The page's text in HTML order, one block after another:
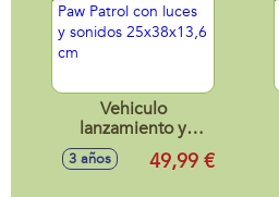
Vehiculo
lanzamiento y
rescate Paw Patrol
con luces y sonidos
3 años 49,99 €